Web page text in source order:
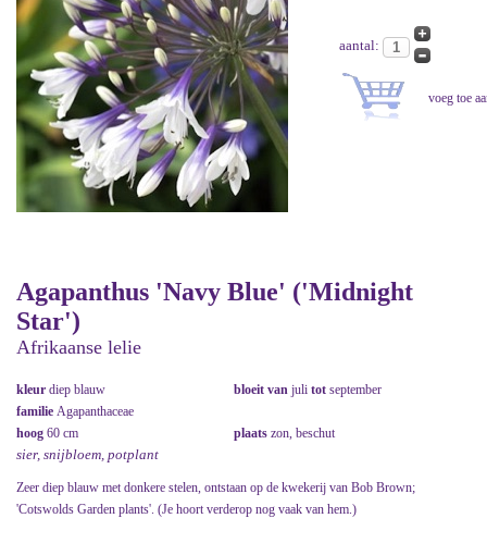
aantal:
Agapanthus 'Navy Blue' ('Midnight
Star')
Afrikaanse lelie
kleur diep blauw bloeit van juli tot september
familie Agapanthaceae
hoog 60 cm plaats zon, beschut
sier, snijbloem, potplant
Zeer diep blauw met donkere stelen, ontstaan op de kwekerij van Bob Brown;
'Cotswolds Garden plants'. (Je hoort verderop nog vaak van hem.)